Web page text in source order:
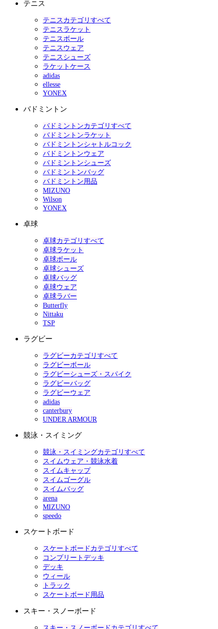
テニス
テニスカテゴリすべて
テニスラケット
テニスボール
テニスウェア
テニスシューズ
ラケットケース
adidas
ellesse
YONEX
バドミントン
バドミントンカテゴリすべて
バドミントンラケット
バドミントンシャトルコック
バドミントンウェア
バドミントンシューズ
バドミントンバッグ
バドミントン用品
MIZUNO
Wilson
YONEX
卓球
卓球カテゴリすべて
卓球ラケット
卓球ボール
卓球シューズ
卓球バッグ
卓球ウェア
卓球ラバー
Butterfly
Nittaku
TSP
ラグビー
ラグビーカテゴリすべて
ラグビーボール
ラグビーシューズ・スパイク
ラグビーバッグ
ラグビーウェア
adidas
canterbury
UNDER ARMOUR
競泳・スイミング
競泳・スイミングカテゴリすべて
スイムウェア・競泳水着
スイムキャップ
スイムゴーグル
スイムバッグ
arena
MIZUNO
speedo
スケートボード
スケートボードカテゴリすべて
コンプリートデッキ
デッキ
ウィール
トラック
スケートボード用品
スキー・スノーボード